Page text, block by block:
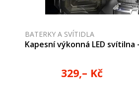
BATERKY A SVÍTIDLA
Kapesní výkonná LED svítilna
329,– Kč